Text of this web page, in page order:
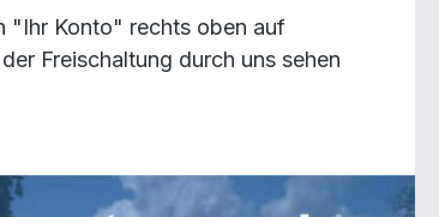
"Ihr Konto" rechts oben auf
Freischaltung durch uns sehen